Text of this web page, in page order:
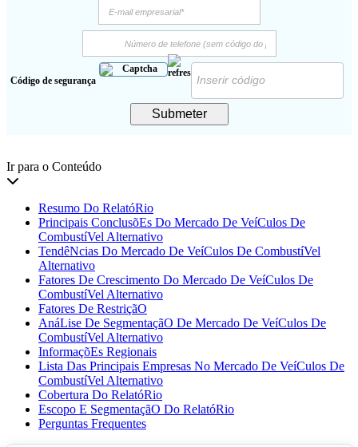
Código de segurança
Submeter
Ir para o Conteúdo
Resumo Do RelatóRio
Principais ConclusõEs Do Mercado De VeíCulos De
CombustíVel Alternativo
TendêNcias Do Mercado De VeíCulos De CombustíVel
Alternativo
Fatores De Crescimento Do Mercado De VeíCulos De
CombustíVel Alternativo
Fatores De RestriçãO
AnáLise De SegmentaçãO De Mercado De VeíCulos De
CombustíVel Alternativo
InformaçõEs Regionais
Lista Das Principais Empresas No Mercado De VeíCulos De
CombustíVel Alternativo
Cobertura Do RelatóRio
Escopo E SegmentaçãO Do RelatóRio
Perguntas Frequentes